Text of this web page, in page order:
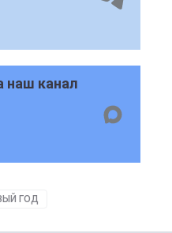
наш канал
ГОД